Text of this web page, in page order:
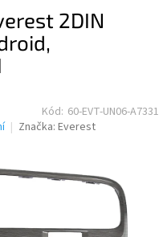
2DIN
Kód: 60-EVT-UN06-A7331
Značka: Everest